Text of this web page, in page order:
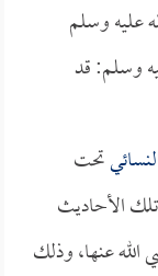
عليه وسلم
وسلم: قد
تحت
الأحاديث
عنها، وذلك